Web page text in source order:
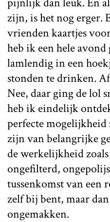
zijn, is het nog erger.
vrienden kaartjes
heb ik een hele avond
lamlendig in een
stonden te drinken.
Nee, daar ging de lol
heb ik eindelijk
perfecte
zijn van belangrijke
de werkelijkheid
ongefilterd,
tussenkomst van een
zelf bij bent, maar
ongemakken.